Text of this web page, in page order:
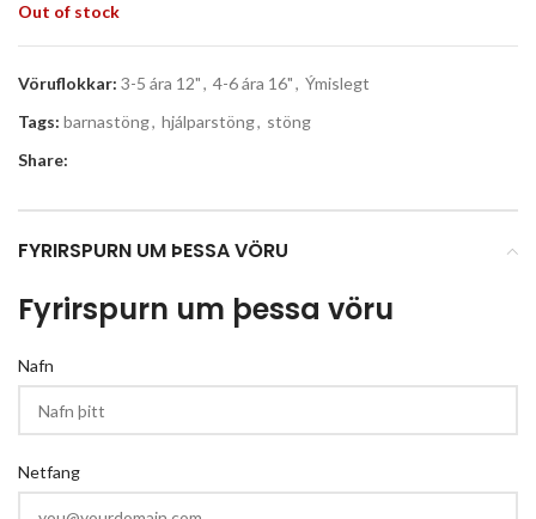
Out of stock
Vöruflokkar: 3-5 ára 12", 4-6 ára 16", Ýmislegt
Tags: barnastöng, hjálparstöng, stöng
Share:
FYRIRSPURN UM ÞESSA VÖRU
Fyrirspurn um þessa vöru
Nafn
Netfang